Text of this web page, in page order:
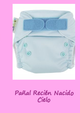
Pañal Recién Nacido
Cielo